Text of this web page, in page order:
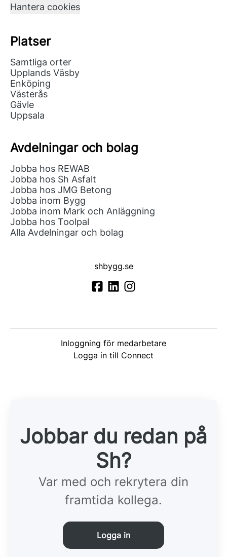
Hantera cookies
Platser
Samtliga orter
Upplands Väsby
Enköping
Västerås
Gävle
Uppsala
Avdelningar och bolag
Jobba hos REWAB
Jobba hos Sh Asfalt
Jobba hos JMG Betong
Jobba inom Bygg
Jobba inom Mark och Anläggning
Jobba hos Toolpal
Alla Avdelningar och bolag
shbygg.se
Inloggning för medarbetare
Logga in till Connect
Jobbar du redan på
Sh?
Var med och rekrytera din
framtida kollega.
Logga in